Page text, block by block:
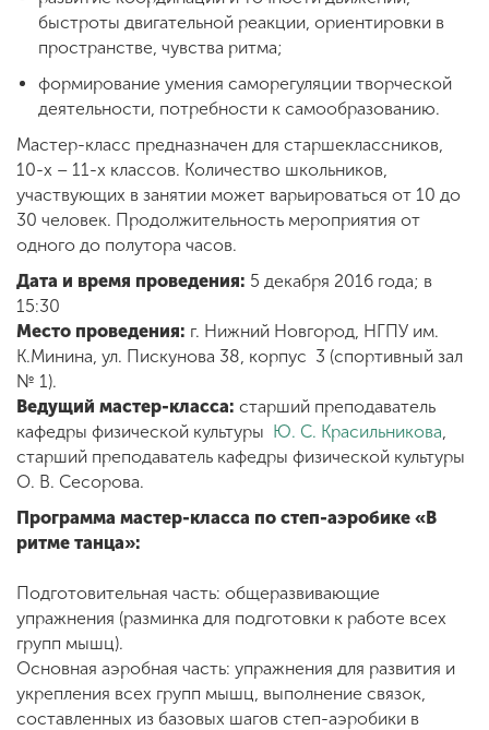
Студенческая жизнь
Сведения об
образовательной
организации
комиссия
+7 (831) 262-26-20
быстроты двигательной реакции, ориентировки в
пространстве, чувства ритма;
формирование умения саморегуляции творческой
деятельности, потребности к самообразованию.
Мастер-класс предназначен для старшеклассников,
10-х – 11-х классов. Количество школьников,
участвующих в занятии может варьироваться от 10 до
30 человек. Продолжительность мероприятия от
одного до полутора часов.
Дата и время проведения: 5 декабря 2016 года; в
15:30
Место проведения: г. Нижний Новгород, НГПУ им.
К.Минина, ул. Пискунова 38, корпус 3 (спортивный зал
№ 1).
Ведущий мастер-класса: старший преподаватель
кафедры физической культуры Ю. С. Красильникова,
старший преподаватель кафедры физической культуры
О. В. Сесорова.
Программа мастер-класса по степ-аэробике «В
ритме танца»:
Подготовительная часть: общеразвивающие
упражнения (разминка для подготовки к работе всех
групп мышц).
Основная аэробная часть: упражнения для развития и
укрепления всех групп мышц, выполнение связок,
составленных из базовых шагов степ-аэробики в